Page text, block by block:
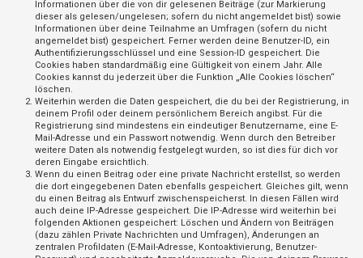
Informationen über die von dir gelesenen Beiträge (zur Markierung
dieser als gelesen/ungelesen; sofern du nicht angemeldet bist) sowie
Informationen über deine Teilnahme an Umfragen (sofern du nicht
angemeldet bist) gespeichert. Ferner werden deine Benutzer-ID, ein
Authentifizierungsschlüssel und eine Session-ID gespeichert. Die
Cookies haben standardmäßig eine Gültigkeit von einem Jahr. Alle
Cookies kannst du jederzeit über die Funktion „Alle Cookies löschen“
löschen.
Weiterhin werden die Daten gespeichert, die du bei der Registrierung, in
deinem Profil oder deinem persönlichem Bereich angibst. Für die
Registrierung sind mindestens ein eindeutiger Benutzername, eine E-
Mail-Adresse und ein Passwort notwendig. Wenn durch den Betreiber
weitere Daten als notwendig festgelegt wurden, so ist dies für dich vor
deren Eingabe ersichtlich.
Wenn du einen Beitrag oder eine private Nachricht erstellst, so werden
die dort eingegebenen Daten ebenfalls gespeichert. Gleiches gilt, wenn
du einen Beitrag als Entwurf zwischenspeicherst. In diesen Fällen wird
auch deine IP-Adresse gespeichert. Die IP-Adresse wird weiterhin bei
folgenden Aktionen gespeichert: Löschen und Ändern von Beiträgen
(dazu zählen Private Nachrichten und Umfragen), Änderungen an
zentralen Profildaten (E-Mail-Adresse, Kontoaktivierung, Benutzer-